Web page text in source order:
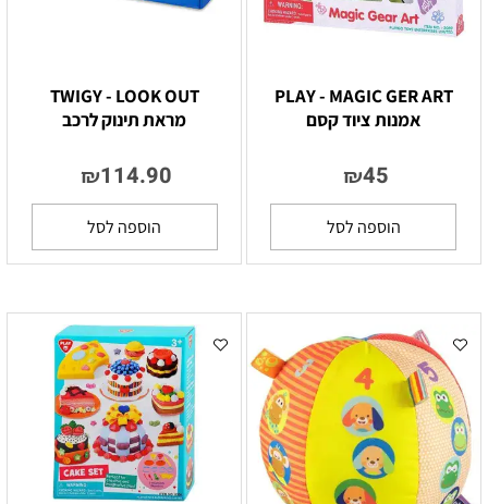
PLAY - MAGIC GER ART
אמנות ציוד קסם
₪45
הוספה לסל
TWIGY - LOOK OUT
מראת תינוק לרכב
₪114.90
הוספה לסל